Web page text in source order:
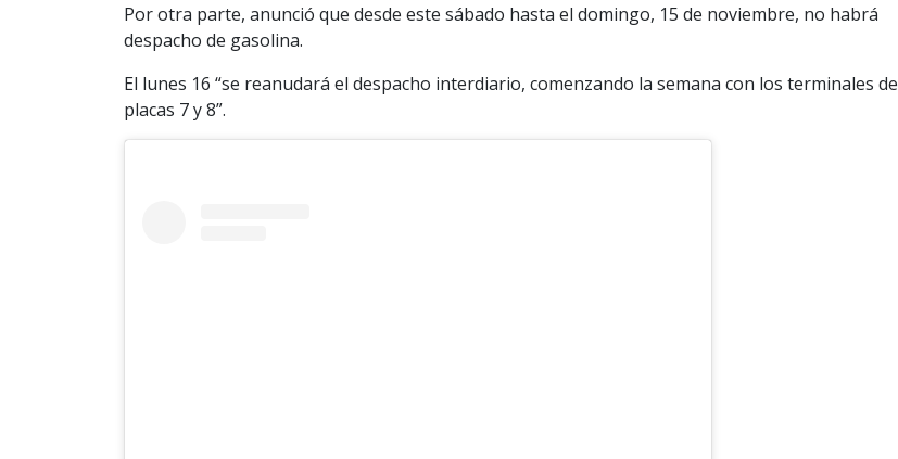
Por otra parte, anunció que desde este sábado hasta el domingo, 15 de noviembre, no habrá
despacho de gasolina.
El lunes 16 “se reanudará el despacho interdiario, comenzando la semana con los terminales de
placas 7 y 8”.